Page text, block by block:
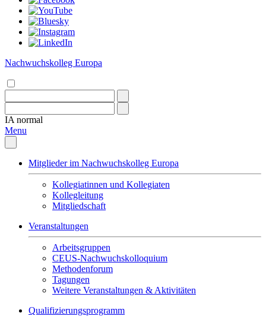
Nachwuchskolleg Europa
IA normal
Menu
Mitglieder im Nachwuchskolleg Europa
Kollegiatinnen und Kollegiaten
Kollegleitung
Mitgliedschaft
Veranstaltungen
Arbeitsgruppen
CEUS-Nachwuchskolloquium
Methodenforum
Tagungen
Weitere Veranstaltungen & Aktivitäten
Qualifizierungsprogramm